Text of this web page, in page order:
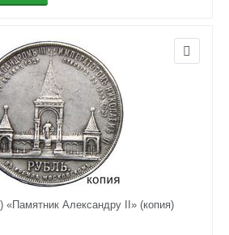
«Памятник Александру II» (копия)